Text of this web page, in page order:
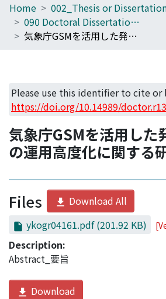
Home
Communities
Access Statistics
Library Network
Home
002_Thesis or
090 Doctoral Dissertation (Philosophy (Engineering))
気象庁GSMを活用した発電専用ダムの運用高度化に関する研究
Please use this identifier to cite
https://doi.org/10.14989/
気象庁GSMを活用した
の運用高度化に関する
Files
Download All
ykogr04161.pdf(201.92 KB)
Description:
Abstract_要旨
Download